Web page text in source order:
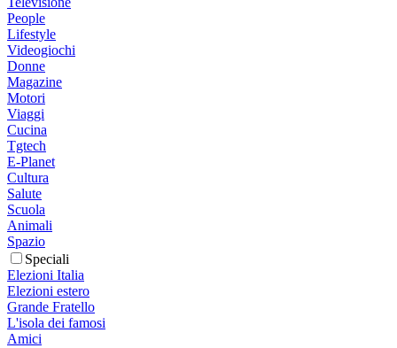
People
Lifestyle
Videogiochi
Donne
Magazine
Motori
Viaggi
Cucina
Tgtech
E-Planet
Cultura
Salute
Scuola
Animali
Spazio
Speciali
Elezioni Italia
Elezioni estero
Grande Fratello
L'isola dei famosi
Amici